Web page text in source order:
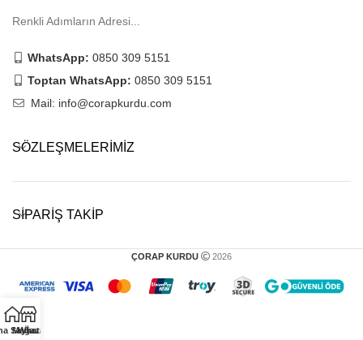
Renkli Adımların Adresi...
WhatsApp: 0850 309 5151
Toptan WhatsApp: 0850 309 5151
Mail: info@corapkurdu.com
SÖZLEŞMELERIMIZ
SIPARIŞ TAKIP
ÇORAP KURDU 2026
Sayfa
Mağaza
WhatsApp